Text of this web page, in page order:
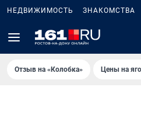
НЕДВИЖИМОСТЬ ЗНАКОМСТВА
Отзыв на «Колобка» Цены на